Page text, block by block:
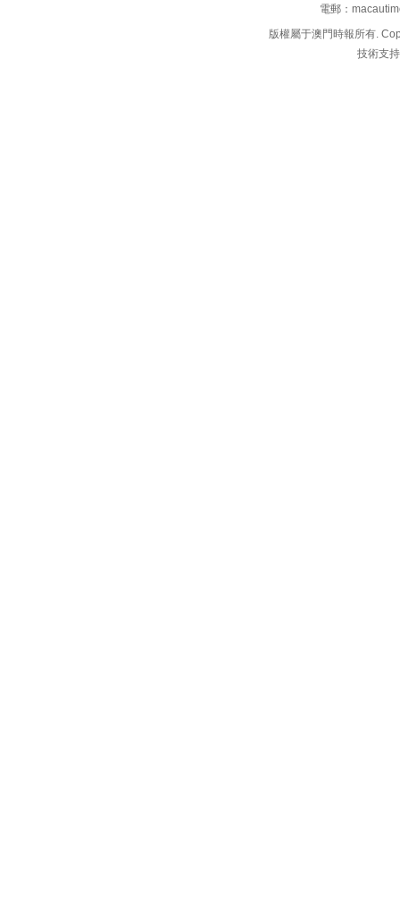
電郵：
版權屬于澳門時報所有.
技術支